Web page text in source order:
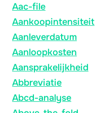
Aac-file
Aankoopintensiteit
Aanleverdatum
Aanloopkosten
Aansprakelijkheid
Abbreviatie
Abcd-analyse